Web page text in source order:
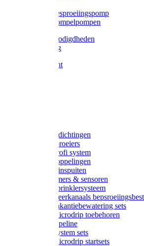
Gardena besproeiingspomp
Gardena dompelpompen
Tyleen benodigdheden
Tyleenslang
Lange bocht
Gardena afdichtingen
Gardena sproeiers
Gardena Profi system
Gardena koppelingen
Gardena tuinspuiten
Gardena timers & sensoren
Gardena Sprinklersysteem
Gardena meerkanaals
Gardena vakantiebewatering sets
Gardena Microdrip toebehoren
Gardena Pipeline
Gardena System sets
Gardena Microdrip startsets